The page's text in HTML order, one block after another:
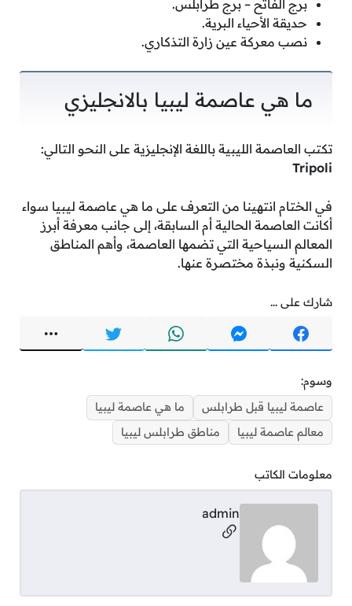
برج الفاتح – برج طرابلس.
حديقة الأحياء البرية.
نصب معركة عين زارة التذكاري.
ما هي عاصمة ليبيا بالانجليزي
تكتب العاصمة الليبية باللغة الإنجليزية على النحو التالي:
Tripoli
في الختام انتهينا من التعرف على ما هي عاصمة ليبيا سواء
أكانت العاصمة الحالية أم السابقة، إلى جانب معرفة أبرز
المعالم السياحية التي تضمها العاصمة، وأهم المناطق
السكنية ونبذة مختصرة عنها.
شارك على ...
وسوم:
عاصمة ليبيا قبل طرابلس
ما هي عاصمة ليبيا
معالم عاصمة ليبيا
مناطق طرابلس ليبيا
معلومات الكاتب
admin
مواقع التواصل